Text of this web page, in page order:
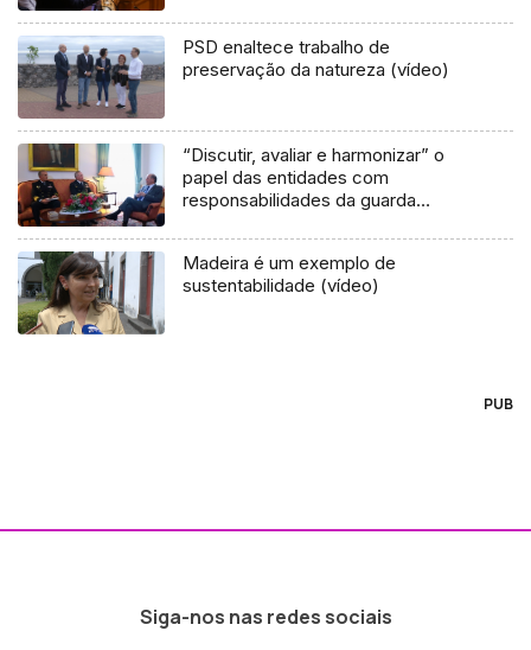
PSD enaltece trabalho de
preservação da natureza (vídeo)
“Discutir, avaliar e harmonizar” o
papel das entidades com
responsabilidades da guarda
Madeira é um exemplo de
sustentabilidade (vídeo)
PUB
Siga-nos nas redes sociais